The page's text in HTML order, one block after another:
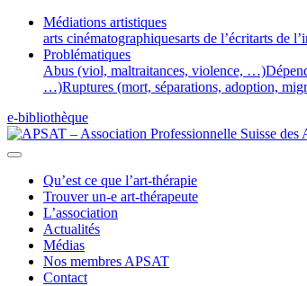
Médiations artistiques
arts cinématographiquesarts de l’écritarts de
Problématiques
Abus (viol, maltraitances, violence, …)
…)Ruptures (mort, séparations, adoption,
e-bibliothèque
Qu’est ce que l’art-thérapie
Trouver un-e art-thérapeute
L’association
Actualités
Médias
Nos membres APSAT
Contact